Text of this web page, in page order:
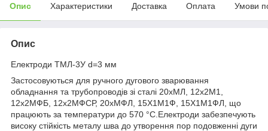
Опис Характеристики Доставка Оплата Умови
Опис
Електроди ТМЛ-3У d=3 мм
Застосовуються для ручного дугового зварювання
обладнання та трубопроводів зі сталі 20хМЛ, 12х2М1,
12х2МФБ, 12х2МФСР, 20хМФЛ, 15Х1М1Ф, 15Х1М1ФЛ, що
працюють за температури до 570 °C.Електроди забезпечують
високу стійкість металу шва до утворення пор подовженні дуги